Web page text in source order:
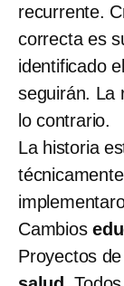
recurrente.
correcta es
identificado
seguirán. La
lo contrario.
La historia
Cambios
Proyectos de